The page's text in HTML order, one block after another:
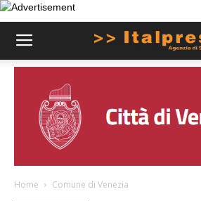
Home Comune di Venezia